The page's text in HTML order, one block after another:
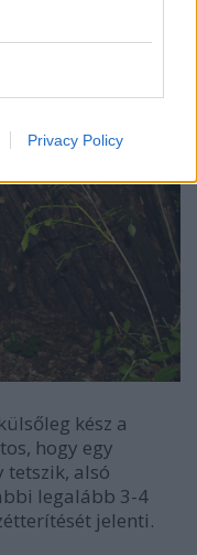
Privacy Policy
kész a
hogy egy
tetszik, alsó
legalább 3-4
jelenti.